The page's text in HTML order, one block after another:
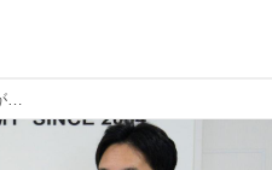
未来「倒すことは考えるが、熱くなりすぎず」白川「僕が沈めて引退させたろかな」RIZIN.25 朝倉未来&白川陸斗 公開練習